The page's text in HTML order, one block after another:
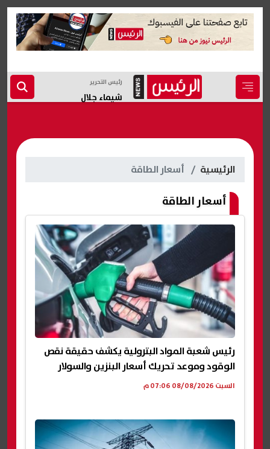
رئيس التحرير
شيماء جلال
الرئيسية أسعار الطاقة
أسعار الطاقة
رئيس شعبة المواد البترولية يكشف حقيقة نقص
الوقود وموعد تحريك أسعار البنزين والسولار
السبت 08/08/2026 07:06 م